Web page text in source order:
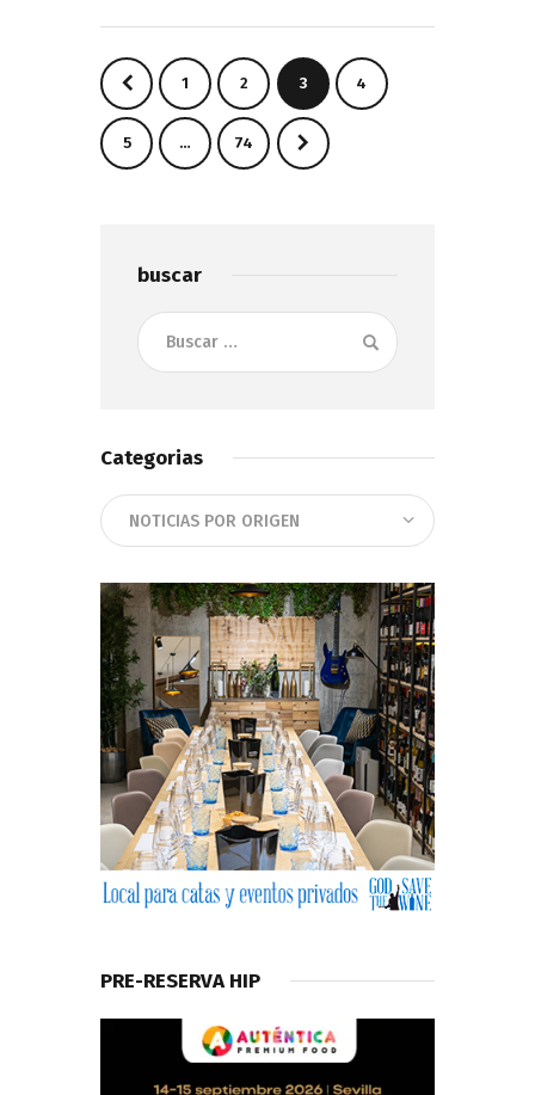
Paginación
de
entradas
PAGE
1 PAGE
2 PAGE
3 PAGE
4
PAGE
5 … PAGE
74
>
buscar
Buscar:
Categorias
Categorias
PRE-RESERVA HIP